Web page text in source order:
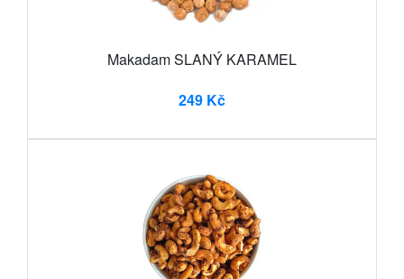
Makadam SLANÝ KARAMEL
249 Kč